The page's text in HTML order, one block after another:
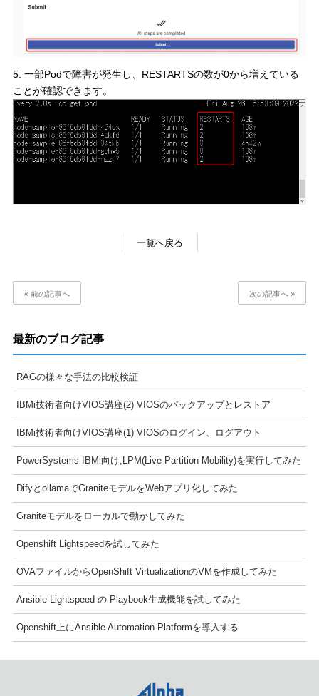
5. 一部Podで障害が発生し、RESTARTSの数が0から増えている
ことが確認できます。
一覧へ戻る
« 前の記事へ 次の記事へ »
最新のブログ記事
RAGの様々な手法の比較検証
IBMi技術者向けVIOS講座(2) VIOSのバックアップとレストア
IBMi技術者向けVIOS講座(1) VIOSのログイン、ログアウト
PowerSystems IBMi向け,LPM(Live Partition Mobility)を実行してみた
DifyとollamaでGraniteモデルをWebアプリ化してみた
Graniteモデルをローカルで動かしてみた
Openshift Lightspeedを試してみた
OVAファイルからOpenShift VirtualizationのVMを作成してみた
Ansible Lightspeed の Playbook生成機能を試してみた
Openshift上にAnsible Automation Platformを導入する